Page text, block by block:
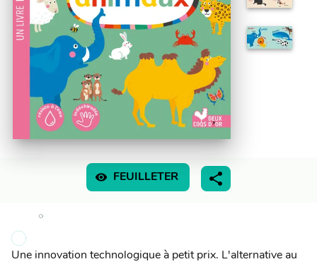
visibility FEUILLETER
Une innovation technologique à petit prix. L'alternative au